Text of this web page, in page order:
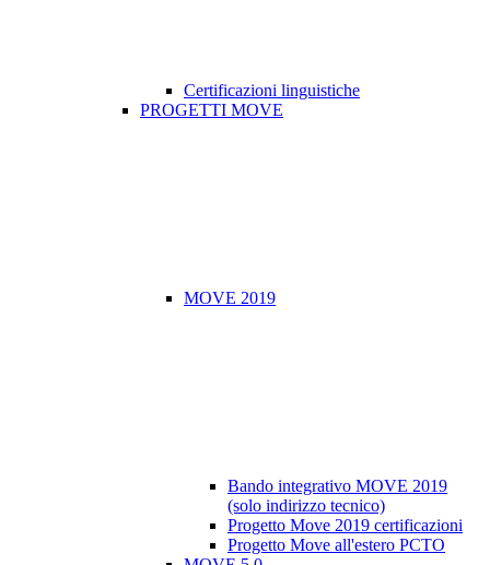
Certificazioni linguistiche
PROGETTI MOVE
MOVE 2019
Bando integrativo MOVE 2019
(solo indirizzo tecnico)
Progetto Move 2019 certificazioni
Progetto Move all'estero PCTO